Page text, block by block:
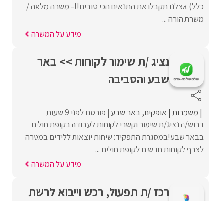
כלל) אצלנו תקבלו את התנאים הכי טובים!!– משרה מלאה /
משרת הורה ...
מידע על המשרה
נציג /ת שימור לקוחות >> באר
שבע והסביבה
משמרות אופקים באר שבע פורסם לפני 9 שעות
דרוש/ה נציג/ת שימור וקשרי לקוחות לעבודה בקופת חולים
בבאר שבע!במסגרת התפקיד: שיחות יוצאות ללידים במטרה
לצרף לקוחות חדשים לקופת חולים ...
מידע על המשרה
רכז /ת תפעול, רכש וייבוא לרשת